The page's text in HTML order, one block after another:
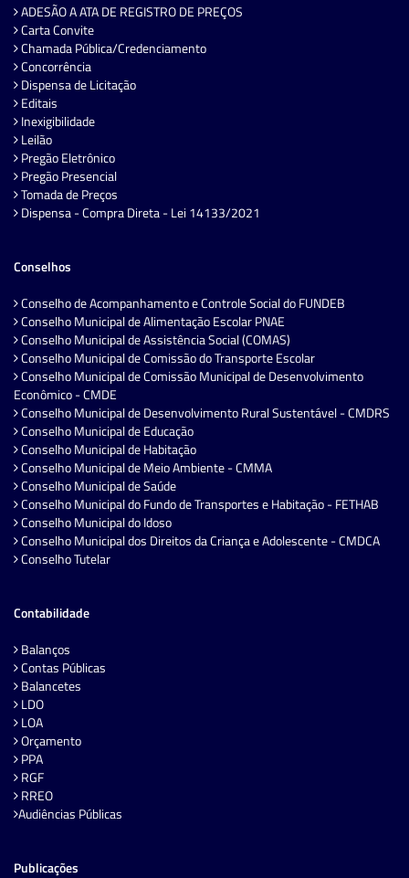
ADESÃO A ATA DE REGISTRO DE PREÇOS
Carta Convite
Chamada Pública/Credenciamento
Concorrência
Dispensa de Licitação
Editais
Inexigibilidade
Leilão
Pregão Eletrônico
Pregão Presencial
Tomada de Preços
Dispensa - Compra Direta - Lei 14133/2021
Conselhos
Conselho de Acompanhamento e Controle Social do FUNDEB
Conselho Municipal de Alimentação Escolar PNAE
Conselho Municipal de Assistência Social (COMAS)
Conselho Municipal de Comissão do Transporte Escolar
Conselho Municipal de Comissão Municipal de Desenvolvimento
Econômico - CMDE
Conselho Municipal de Desenvolvimento Rural Sustentável - CMDRS
Conselho Municipal de Educação
Conselho Municipal de Habitação
Conselho Municipal de Meio Ambiente - CMMA
Conselho Municipal de Saúde
Conselho Municipal do Fundo de Transportes e Habitação - FETHAB
Conselho Municipal do Idoso
Conselho Municipal dos Direitos da Criança e Adolescente - CMDCA
Conselho Tutelar
Contabilidade
Balanços
Contas Públicas
Balancetes
LDO
LOA
Orçamento
PPA
RGF
RREO
Audiências Públicas
Publicações